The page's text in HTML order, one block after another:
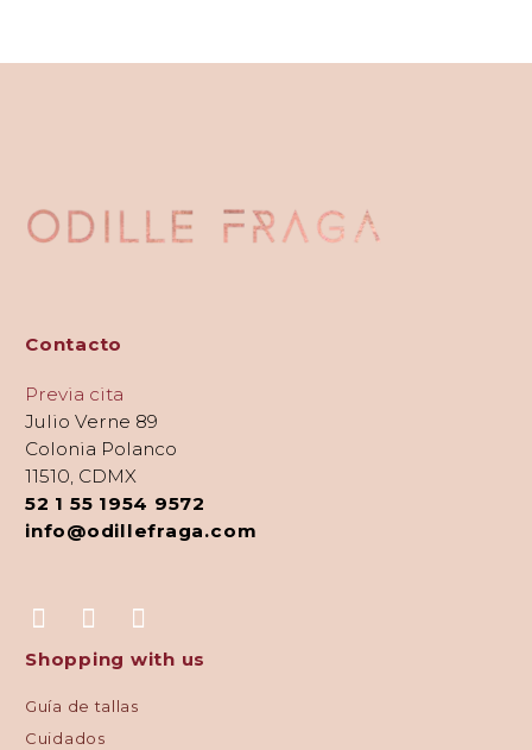
Contacto
Previa cita
Julio Verne 89
Colonia Polanco
11510, CDMX
52 1 55 1954 9572
info@odillefraga.com
Shopping with us
Guía de tallas
Cuidados